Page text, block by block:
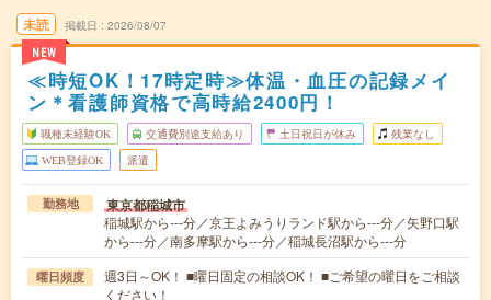
未読
NEW
掲載日 2026/08/07
≪時短OK！17時定時≫体温・血圧の記録メイ
ン＊看護師資格で高時給2400円！
職種未経験OK 交通費別途支給あり 土日祝日が休み 残業なし
WEB登録OK 派遣
勤務地 東京都稲城市
稲城駅から---分／京王よみうりランド駅から---分／矢野口駅
から---分／南多摩駅から---分／稲城長沼駅から---分
曜日頻度
週3日～OK！ ■曜日固定の相談OK！ ■ご希望の曜日をご相談
ください！